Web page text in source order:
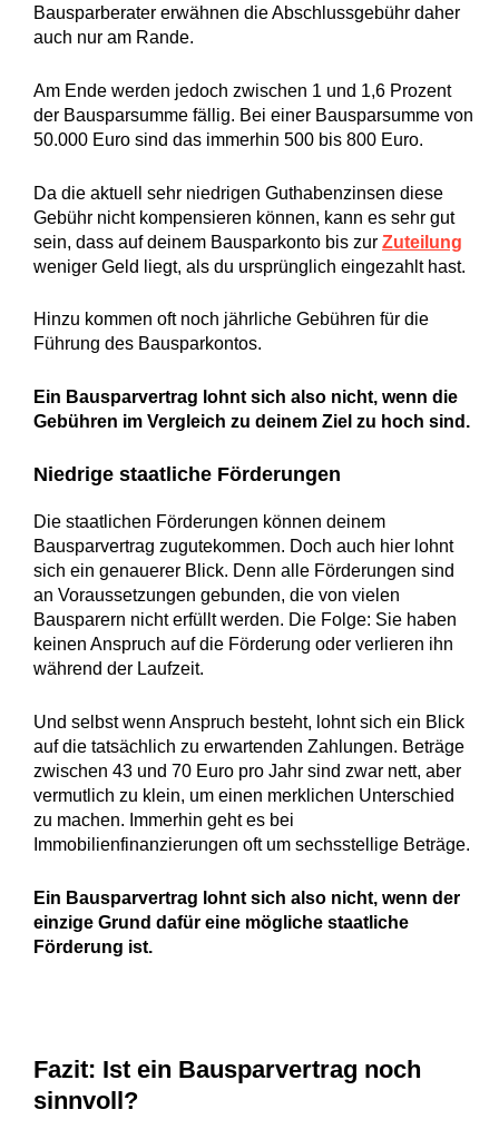
Bausparberater erwähnen die Abschlussgebühr daher
auch nur am Rande.
Am Ende werden jedoch zwischen 1 und 1,6 Prozent
der Bausparsumme fällig. Bei einer Bausparsumme von
50.000 Euro sind das immerhin 500 bis 800 Euro.
Da die aktuell sehr niedrigen Guthabenzinsen diese
Gebühr nicht kompensieren können, kann es sehr gut
sein, dass auf deinem Bausparkonto bis zur Zuteilung
weniger Geld liegt, als du ursprünglich eingezahlt hast.
Hinzu kommen oft noch jährliche Gebühren für die
Führung des Bausparkontos.
Ein Bausparvertrag lohnt sich also nicht, wenn die
Gebühren im Vergleich zu deinem Ziel zu hoch sind.
Niedrige staatliche Förderungen
Die staatlichen Förderungen können deinem
Bausparvertrag zugutekommen. Doch auch hier lohnt
sich ein genauerer Blick. Denn alle Förderungen sind
an Voraussetzungen gebunden, die von vielen
Bausparern nicht erfüllt werden. Die Folge: Sie haben
keinen Anspruch auf die Förderung oder verlieren ihn
während der Laufzeit.
Und selbst wenn Anspruch besteht, lohnt sich ein Blick
auf die tatsächlich zu erwartenden Zahlungen. Beträge
zwischen 43 und 70 Euro pro Jahr sind zwar nett, aber
vermutlich zu klein, um einen merklichen Unterschied
zu machen. Immerhin geht es bei
Immobilienfinanzierungen oft um sechsstellige Beträge.
Ein Bausparvertrag lohnt sich also nicht, wenn der
einzige Grund dafür eine mögliche staatliche
Förderung ist.
Fazit: Ist ein Bausparvertrag noch
sinnvoll?